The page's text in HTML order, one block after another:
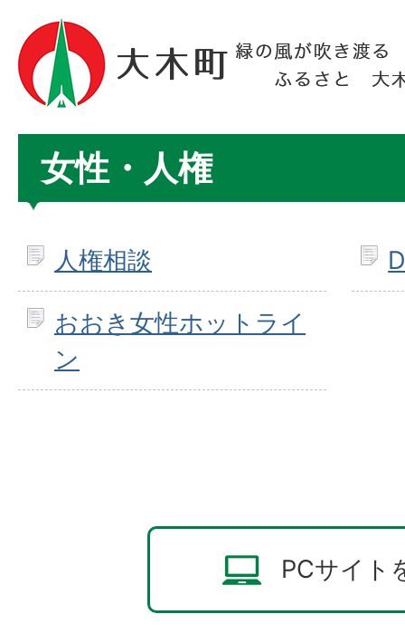
女性・人権
人権相談
おおき女性ホットライ
ン
PCサイト